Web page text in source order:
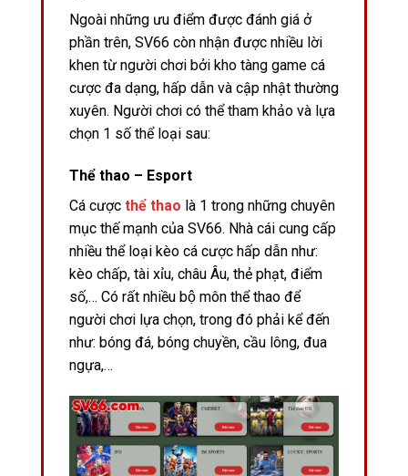
Ngoài những ưu điểm được đánh giá ở
phần trên, SV66 còn nhận được nhiều lời
khen từ người chơi bởi kho tàng game cá
cược đa dạng, hấp dẫn và cập nhật thường
xuyên. Người chơi có thể tham khảo và lựa
chọn 1 số thể loại sau:
Thể thao – Esport
Cá cược thể thao là 1 trong những chuyên
mục thế mạnh của SV66. Nhà cái cung cấp
nhiều thể loại kèo cá cược hấp dẫn như:
kèo chấp, tài xỉu, châu Âu, thẻ phạt, điểm
số,… Có rất nhiều bộ môn thể thao để
người chơi lựa chọn, trong đó phải kể đến
như: bóng đá, bóng chuyền, cầu lông, đua
ngựa,…